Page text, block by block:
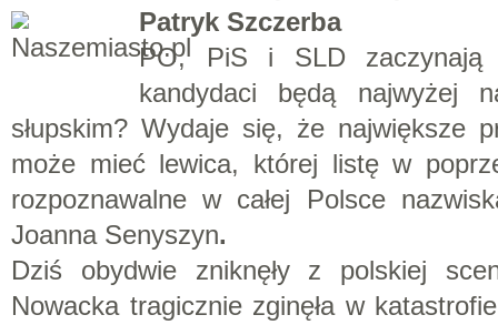
Patryk Szczerba
PO, PiS i SLD zaczynają
kandydaci będą najwyżej
słupskim? Wydaje się, że największe
może mieć lewica, której listę w
rozpoznawalne w całej Polsce
Joanna Senyszyn.
Dziś obydwie zniknęły z polskiej
Nowacka tragicznie zginęła w